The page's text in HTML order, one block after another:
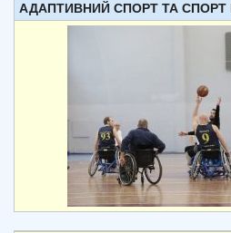
АДАПТИВНИЙ СПОРТ ТА СПОРТ